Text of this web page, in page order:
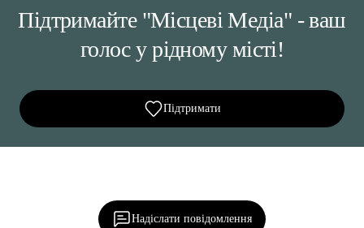
Підтримайте "Місцеві Медіа" - ваш
голос у рідному місті!
Підтримати
Надіслати повідомлення